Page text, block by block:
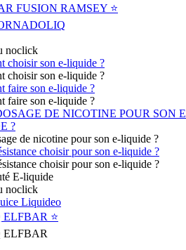
FUSION RAMSEY ⭐️
noclick
choisir son e-liquide ?
choisir son e-liquide ?
faire son e-liquide ?
faire son e-liquide ?
DE NICOTINE POUR SON
?
de nicotine pour son e-liquide ?
choisir pour son e-liquide ?
choisir pour son e-liquide ?
E-liquide
noclick
⭐️
ELFBAR